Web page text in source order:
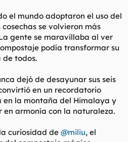
el mundo adoptaron el uso del
se volvieron más
gente se maravillaba al ver
podía transformar su
todos.
dejó de desayunar sus seis
en un recordatorio
en la montaña del Himalaya y
armonía con la naturaleza.
curiosidad de @miliu, el